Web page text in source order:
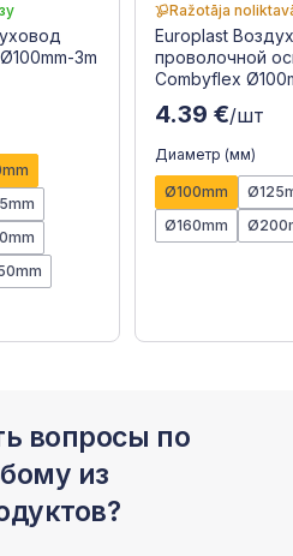
3m
Ražotāja
Europlast
проволочной
Combyflex
4.39 €/шт
Диаметр (мм)
Ø100mm
Ø160mm
вопросы по
из